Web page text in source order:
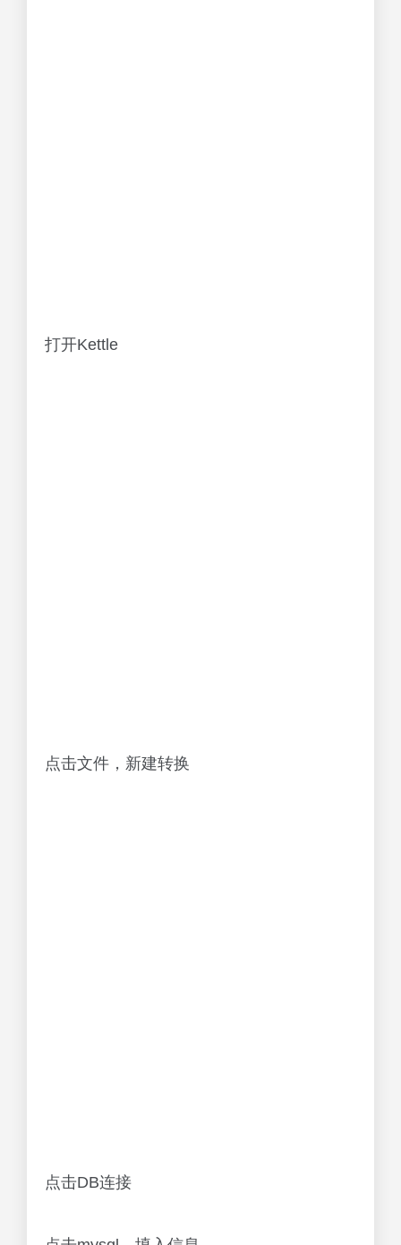
打开Kettle
点击文件，新建转换
点击DB连接